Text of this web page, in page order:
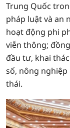
Trung Quốc
pháp luật và an
hoạt động phi
viễn thông;
đầu tư, khai
số, nông
thái.